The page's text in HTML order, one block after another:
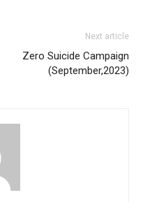
Next article
Zero Suicide Campaign
(September,2023)